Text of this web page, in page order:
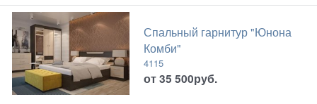
Спальный гарнитур "Юнона
Комби"
4115
от35 500руб.